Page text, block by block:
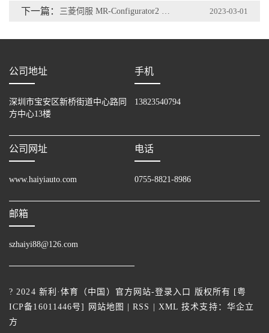
下一篇： 三菱伺服 MR-Configurator2 一键调整使用说明 2023-03-01
公司地址
深圳市宝安区新桥街道中心路同
方中心13楼
手机
13823540794
公司网址
www.haiyiauto.com
电话
0755-8821-8986
邮箱
szhaiyi88@126.com
? 2024 新利·体育（中国）官方网站-登录入口 版权所有 [粤
ICP备16011446号] 网站地图 |RSS XML 技术支持： 华企立
方